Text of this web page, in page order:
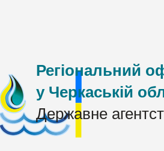
Регіональний
у Черкаській
Державне